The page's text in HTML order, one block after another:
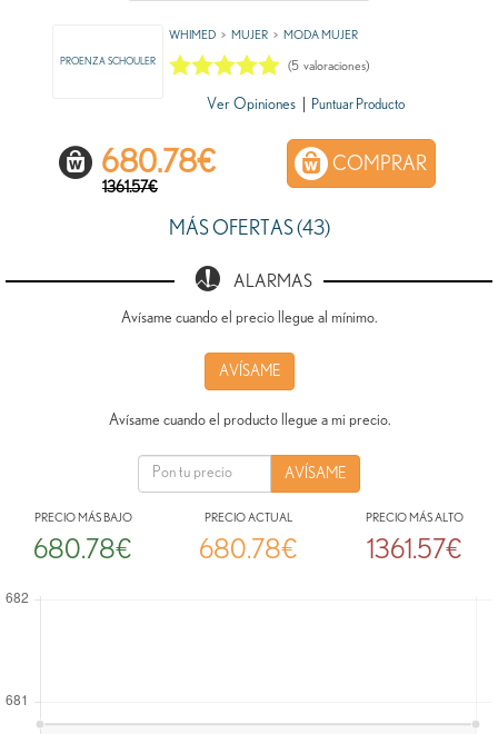
PROENZA SCHOULER
WHIMED MUJER MODA MUJER
(5 valoraciones)
Ver Opiniones Puntuar Producto
1361.57€
680.78€ COMPRAR
MÁS OFERTAS (43)
ALARMAS
Avísame cuando el precio llegue al mínimo.
AVÍSAME
Avísame cuando el producto llegue a mi precio.
PRECIO MÁS BAJO
680.78€
PRECIO ACTUAL
680.78€
PRECIO MÁS ALTO
1361.57€